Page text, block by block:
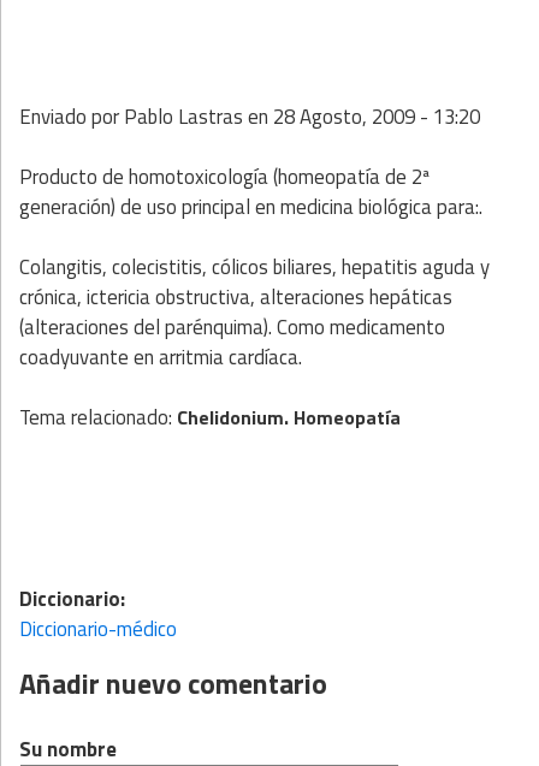
Enviado porPablo Lastrasen 28 Agosto, 2009 - 13:20
Producto de homotoxicología (homeopatía de 2ª
generación) de uso principal en medicina biológica para:.
Colangitis, colecistitis, cólicos biliares, hepatitis aguda y
crónica, ictericia obstructiva, alteraciones hepáticas
(alteraciones del parénquima). Como medicamento
coadyuvante en arritmia cardíaca.
Tema relacionado: Chelidonium. Homeopatía
Diccionario:
Diccionario-médico
Añadir nuevo comentario
Su nombre